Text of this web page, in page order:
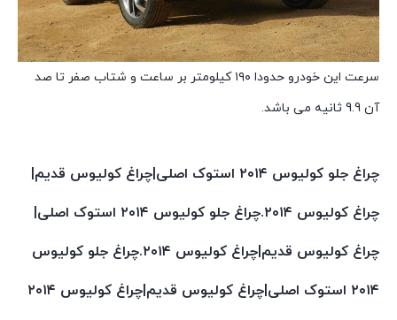
سرعت این خودرو حدودا ۱۹۰ کیلومتر بر ساعت و شتاب صفر تا صد
آن 9.9 ثانیه می باشد.
چراغ جلو کولیوس ۲۰۱۴ استوک اصلی|چراغ کولیوس قدیم|
چراغ کولیوس ۲۰۱۴.چراغ جلو کولیوس ۲۰۱۴ استوک اصلی|
چراغ کولیوس قدیم|چراغ کولیوس ۲۰۱۴.چراغ جلو کولیوس
۲۰۱۴ استوک اصلی|چراغ کولیوس قدیم|چراغ کولیوس ۲۰۱۴